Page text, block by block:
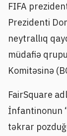
FIFA
Prezidenti
neytrallıq
müdafiə
Komitəsinə
FairSquare
İnfantinonun
təkrar